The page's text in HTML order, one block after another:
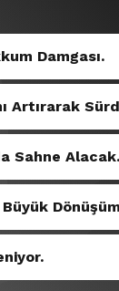
Damgası.
Artırarak
Sahne Alacak.